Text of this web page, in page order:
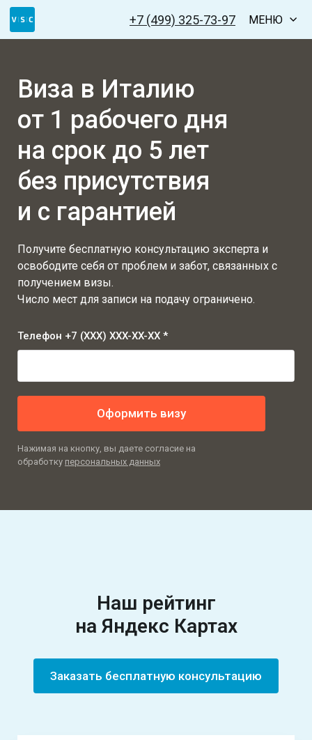
+7 (499) 325-73-97 МЕНЮ
Виза в Италию
от 1 рабочего дня
на срок до 5 лет
без присутствия
и с гарантией
Получите бесплатную консультацию эксперта и
освободите себя от проблем и забот, связанных с
получением визы.
Число мест для записи на подачу ограничено.
Телефон +7 (XXX) XXX-XX-XX *
Оформить визу
Нажимая на кнопку, вы даете согласие на
обработку персональных данных
Наш рейтинг
на Яндекс Картах
Заказать бесплатную консультацию